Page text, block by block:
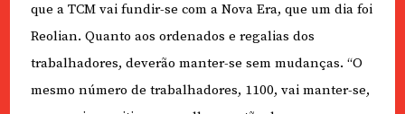
que a TCM vai fundir-se com a Nova Era, que um dia foi
Reolian. Quanto aos ordenados e regalias dos
trabalhadores, deverão manter-se sem mudanças. “O
mesmo número de trabalhadores, 1100, vai manter-se,